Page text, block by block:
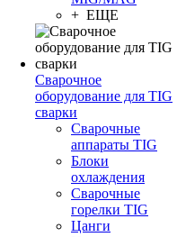
+ ЕЩЕ
Сварочное
оборудование для TIG
сварки
Сварочные
аппараты TIG
Блоки
охлаждения
Сварочные
горелки TIG
Цанги